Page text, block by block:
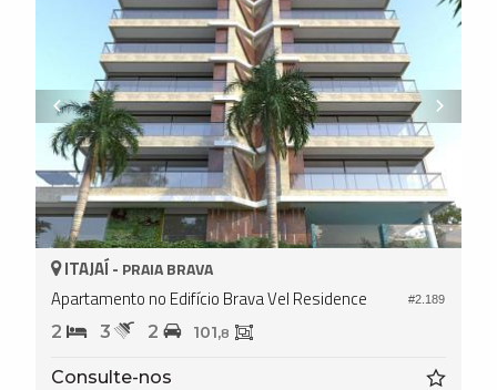
#2.189
ITAJAÍ - PRAIA BRAVA
Apartamento no Edifício Brava Vel Residence
2 3 2 101,8
Consulte-nos